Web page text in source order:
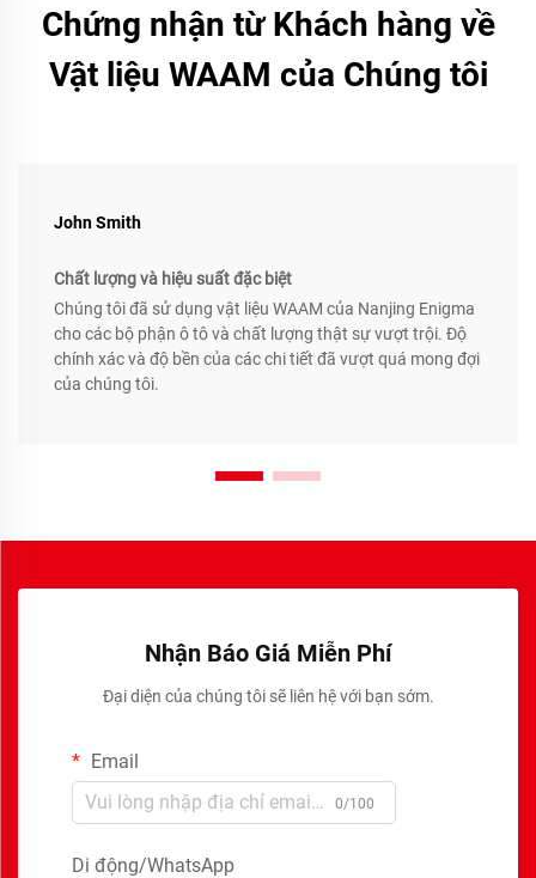
Chứng nhận từ Khách hàng về
Vật liệu WAAM của Chúng tôi
John Smith
Chất lượng và hiệu suất đặc biệt
Chúng tôi đã sử dụng vật liệu WAAM của Nanjing Enigma
cho các bộ phận ô tô và chất lượng thật sự vượt trội. Độ
chính xác và độ bền của các chi tiết đã vượt quá mong đợi
của chúng tôi.
Nhận Báo Giá Miễn Phí
Đại diện của chúng tôi sẽ liên hệ với bạn sớm.
Email
0/100
Di động/WhatsApp